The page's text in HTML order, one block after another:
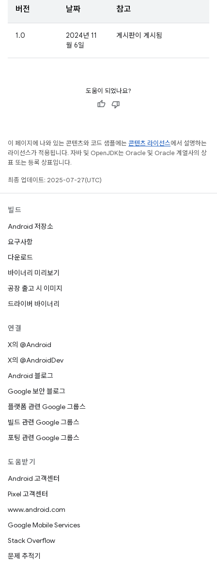
버전 날짜 참고
1.0
2024년 11
월 6일
게시판이 게시됨
도움이 되었나요?
이 페이지에 나와 있는 콘텐츠와 코드 샘플에는 콘텐츠 라이선스에서 설명하는
라이선스가 적용됩니다. 자바 및 OpenJDK는 Oracle 및 Oracle 계열사의 상
표 또는 등록 상표입니다.
최종 업데이트: 2025-07-27(UTC)
빌드
Android 저장소
요구사항
다운로드
바이너리 미리보기
공장 출고 시 이미지
드라이버 바이너리
연결
X의 @Android
X의 @AndroidDev
Android 블로그
Google 보안 블로그
플랫폼 관련 Google 그룹스
빌드 관련 Google 그룹스
포팅 관련 Google 그룹스
도움받기
Android 고객센터
Pixel 고객센터
www.android.com
Google Mobile Services
Stack Overflow
문제 추적기